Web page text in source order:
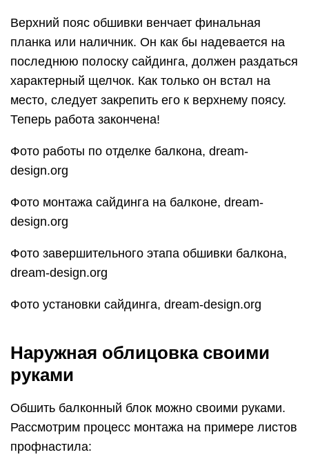
Верхний пояс обшивки венчает финальная
планка или наличник. Он как бы надевается на
последнюю полоску сайдинга, должен раздаться
характерный щелчок. Как только он встал на
место, следует закрепить его к верхнему поясу.
Теперь работа закончена!
Фото работы по отделке балкона, dream-
design.org
Фото монтажа сайдинга на балконе, dream-
design.org
Фото завершительного этапа обшивки балкона,
dream-design.org
Фото установки сайдинга, dream-design.org
Наружная облицовка своими
руками
Обшить балконный блок можно своими руками.
Рассмотрим процесс монтажа на примере листов
профнастила: